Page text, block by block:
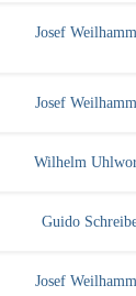
Josef
Josef
Wilhelm
Guido
Josef